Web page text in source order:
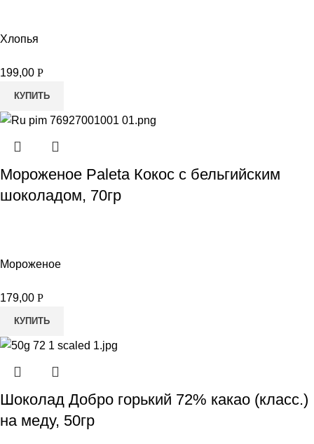
Хлопья
199,00 Р
КУПИТЬ
Мороженое Paleta Кокос с бельгийским
шоколадом, 70гр
Мороженое
179,00 Р
КУПИТЬ
Шоколад Добро горький 72% какао (класс.)
на меду, 50гр